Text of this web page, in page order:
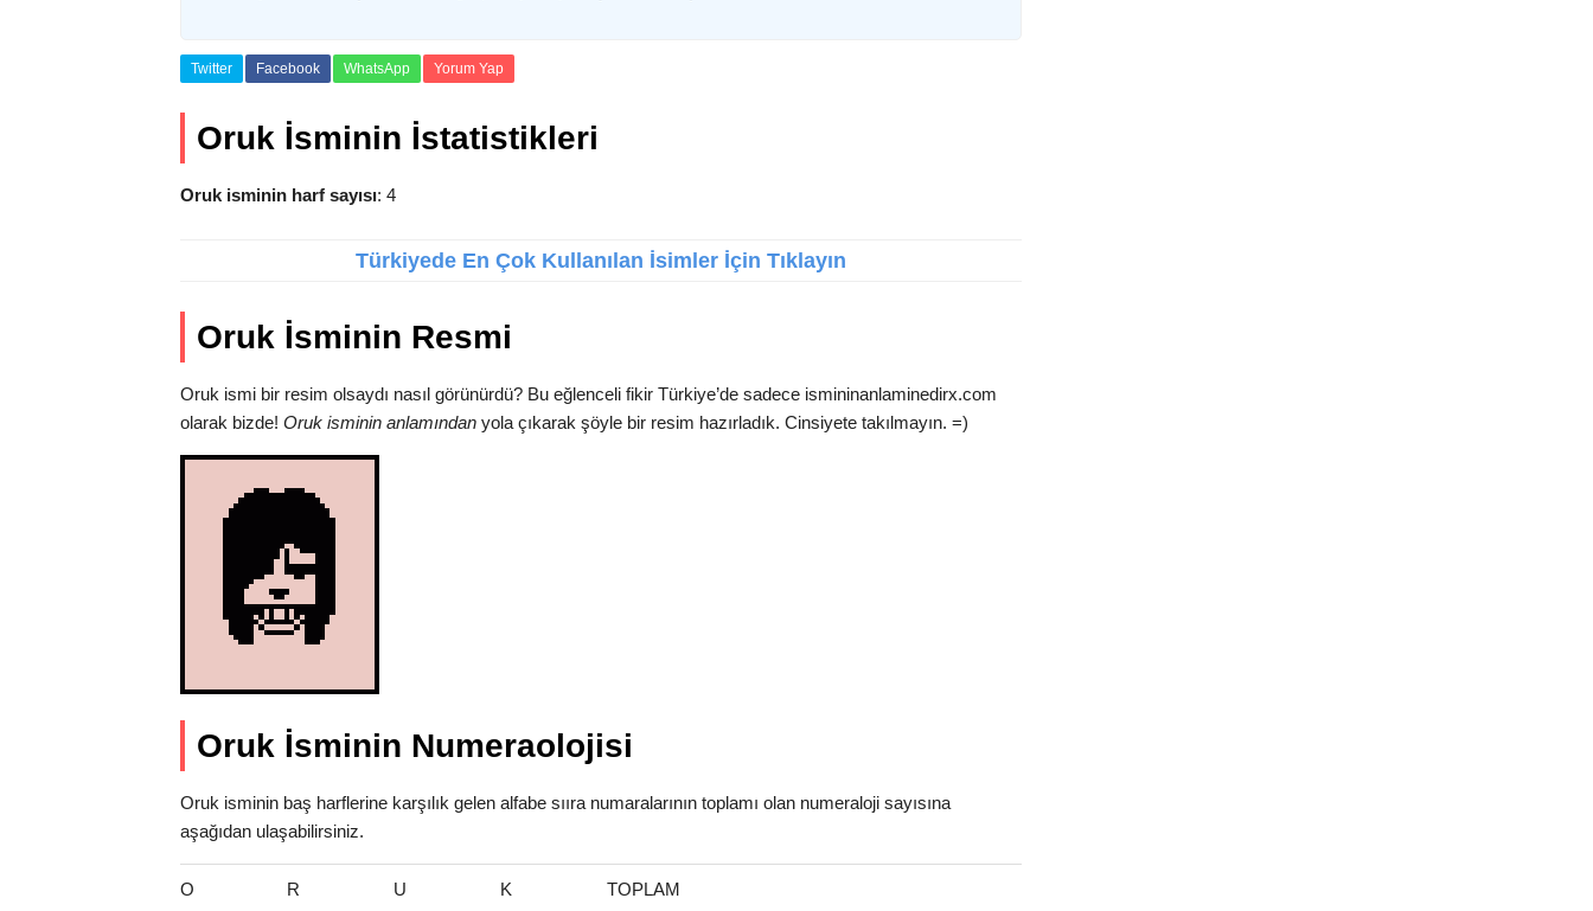
Twitter Facebook WhatsApp Yorum Yap
Oruk İsminin İstatistikleri
Oruk isminin harf sayısı: 4
Türkiyede En Çok Kullanılan İsimler İçin Tıklayın
Oruk İsminin Resmi
Oruk ismi bir resim olsaydı nasıl görünürdü? Bu eğlenceli fikir Türkiye’de sadece ismininanlaminedirx.com
olarak bizde! Oruk isminin anlamından yola çıkarak şöyle bir resim hazırladık. Cinsiyete takılmayın. =)
Oruk İsminin Numeraolojisi
Oruk isminin baş harflerine karşılık gelen alfabe sııra numaralarının toplamı olan numeraloji sayısına
aşağıdan ulaşabilirsiniz.
O R U K TOPLAM